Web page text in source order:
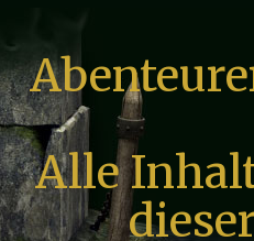
Alle